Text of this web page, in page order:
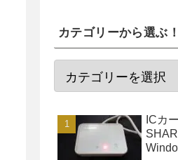
カテゴリーから選ぶ！
ICカ